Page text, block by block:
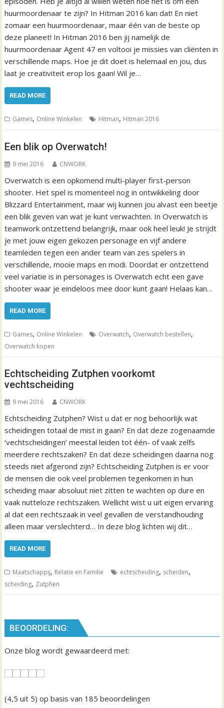
huurmoordenaar te zijn? In Hitman 2016 kan dat! En niet
zomaar een huurmoordenaar, maar één van de beste op
deze planeet! In Hitman 2016 ben jij namelijk de
huurmoordenaar Agent 47 en voltooi je missies van cliënten in
verschillende maps. Hoe je dit doet is helemaal en jou, dus
laat je creativiteit erop los gaan! Wil je…
READ MORE
Games, Online Winkelen Hitman, Hitman 2016
Een blik op Overwatch!
9 mei 2016 CNWORK
Overwatch is een opkomend multi-player first-person
shooter. Het spel is momenteel nog in ontwikkeling door
Blizzard Entertainment, maar wij kunnen jou alvast een beetje
een blik geven van wat je kunt verwachten. In Overwatch is
teamwork ontzettend belangrijk, maar ook heel leuk! Je strijdt
je met jouw eigen gekozen personage en vijf andere
teamleden tegen een ander team van zes spelers in
verschillende, mooie maps en modi. Doordat er ontzettend
veel variatie is in personages is Overwatch echt een gave
shooter waar je eindeloos mee door kunt gaan! Helaas kan…
READ MORE
Games, Online Winkelen Overwatch, Overwatch bestellen,
Overwatch kopen
Echtscheiding Zutphen voorkomt
vechtscheiding
9 mei 2016 CNWORK
Echtscheiding Zutphen? Wist u dat er nog behoorlijk wat
scheidingen totaal de mist in gaan? En dat deze zogenaamde
‘vechtscheidingen’ meestal leiden tot één- of vaak zelfs
meerdere rechtszaken? En dat deze scheidingen daarna nog
steeds niet afgerond zijn? Echtscheiding Zutphen is er voor
de mensen die ook veel problemen tegenkomen in hun
scheiding maar absoluut niet zitten te wachten op dure en
vaak nutteloze rechtszaken. Wellicht wist u uit eigen ervaring
al dat een rechtszaak in veel gevallen de verstandhouding
alleen maar verslechterd… In deze blog lichten wij dit…
READ MORE
Maatschappij, Relatie en Familie echtscheiding, scheiden,
scheiding, Zutphen
BEOORDELING:
Onze blog wordt gewaardeerd met:
(4,5 uit 5) op basis van 185 beoordelingen